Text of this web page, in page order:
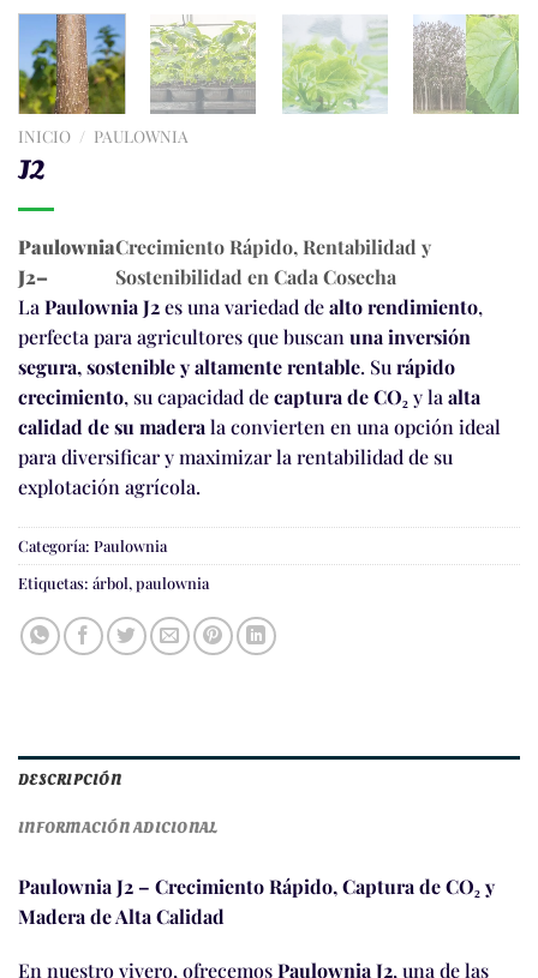
INICIO / PAULOWNIA
J2
Paulownia
J2–
Crecimiento Rápido, Rentabilidad y
Sostenibilidad en Cada Cosecha
La Paulownia J2es una variedad dealto rendimiento,
perfecta para agricultores que buscan una inversión
segura, sostenible y altamente rentable. Su rápido
crecimiento, su capacidad decaptura de CO₂y la alta
calidad de su maderala convierten en una opción ideal
para diversificar y maximizar la rentabilidad de su
explotación agrícola.
Categoría: Paulownia
Etiquetas: árbol,paulownia
DESCRIPCIÓN
INFORMACIÓN ADICIONAL
Paulownia J2 – Crecimiento Rápido, Captura de CO₂ y
Madera de Alta Calidad
En nuestro vivero, ofrecemosPaulownia J2, una de las